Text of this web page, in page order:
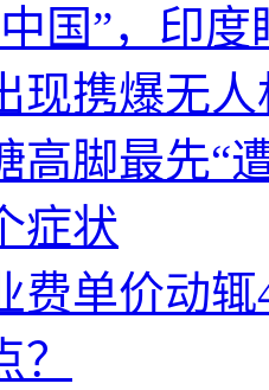
国”，印
现携爆无
高脚最先“
症状
费单价动